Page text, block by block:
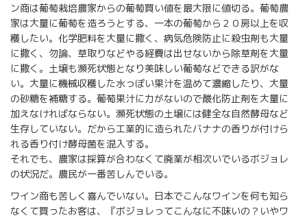
ン商は葡萄栽培農家からの葡萄買い値を最大限に値切る。葡萄農
家は大量に葡萄を造ろうとする、一本の葡萄から２０房以上を収
穫したい。化学肥料を大量に撒く、病気危険防止に殺虫剤も大量
に撒く、勿論、草取りなどやる経費は出せないから除草剤を大量
に撒く。土壌も瀕死状態となり美味しい葡萄などできる訳がな
い。大量に機械収穫した水っぽい果汁を温めて濃縮したり、大量
の砂糖を補糖する。葡萄果汁に力がないので酸化防止剤を大量に
加えなければならない。瀕死状態の土壌には健全な自然酵母など
生存していない。だから工業的に造られたバナナの香りが付けら
れる香り付け酵母菌を混入する。
それでも、農家は採算が合わなくて廃業が相次いでいるボジョレ
の状況だ。農民が一番苦しんでいる。
ワイン商も苦しく喜んでいない。日本でこんなワインを何も知ら
なくて買ったお客は、『ボジョレってこんなに不味いの？いやワ